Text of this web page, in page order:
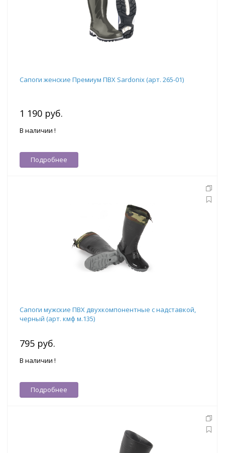
Сапоги женские Премиум ПВХ Sardonix (арт. 265-01)
1 190 руб.
В наличии !
Подробнее
Сапоги мужские ПВХ двухкомпонентные с надставкой,
черный (арт. кмф м.135)
795 руб.
В наличии !
Подробнее